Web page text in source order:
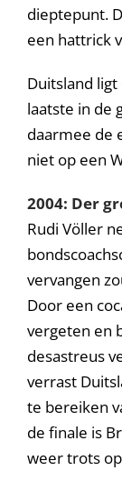
dieptepunt.
een hattrick
Duitsland
laatste in de
daarmee de
niet op een
2004: Der
Rudi Völler
vervangen
Door een
vergeten en
desastreus
verrast
te bereiken
de finale is
weer trots